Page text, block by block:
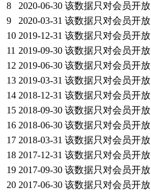
8
2020-06-30 该数据只对会员开放
9
2020-03-31 该数据只对会员开放
10 2019-12-31 该数据只对会员开放
11 2019-09-30 该数据只对会员开放
12 2019-06-30 该数据只对会员开放
13 2019-03-31 该数据只对会员开放
14 2018-12-31 该数据只对会员开放
15 2018-09-30 该数据只对会员开放
16 2018-06-30 该数据只对会员开放
17 2018-03-31 该数据只对会员开放
18 2017-12-31 该数据只对会员开放
19 2017-09-30 该数据只对会员开放
20 2017-06-30 该数据只对会员开放